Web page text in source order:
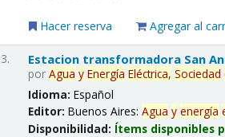
Hacer reserva Agregar al
3. Estacion transformadora San
porAgua y Energía Eléctrica, Sociedad
Idioma:Español
Editor:Buenos Aires:Agua y energía
Disponibilidad: Ítems disponibles